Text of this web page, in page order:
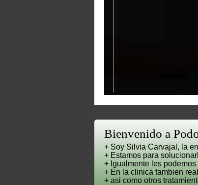
Bienvenido a
+ Soy Silvia Carvajal, la
+ Estamos para
+ Igualmente les
+ En la clinica tambien
+ asi como otros